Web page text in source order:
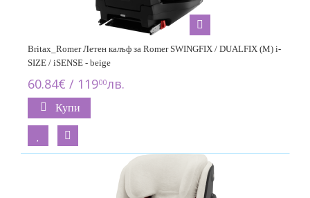
Britax_Romer Летен калъф за Romer SWINGFIX / DUALFIX (M) i-
SIZE / iSENSE - beige
60.84€ / 11900лв.
Купи